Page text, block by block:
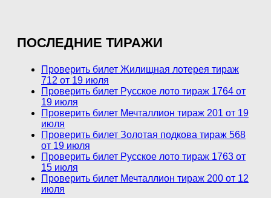
ПОСЛЕДНИЕ ТИРАЖИ
Проверить билет Жилищная лотерея тираж
712 от 19 июля
Проверить билет Русское лото тираж 1764 от
19 июля
Проверить билет Мечталлион тираж 201 от 19
июля
Проверить билет Золотая подкова тираж 568
от 19 июля
Проверить билет Русское лото тираж 1763 от
15 июля
Проверить билет Мечталлион тираж 200 от 12
июля